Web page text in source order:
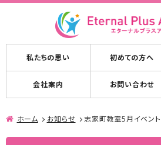
私たちの思い 初めての方へ
会社案内 お問い合わせ
ホーム お知らせ 志家町教室5月イベント